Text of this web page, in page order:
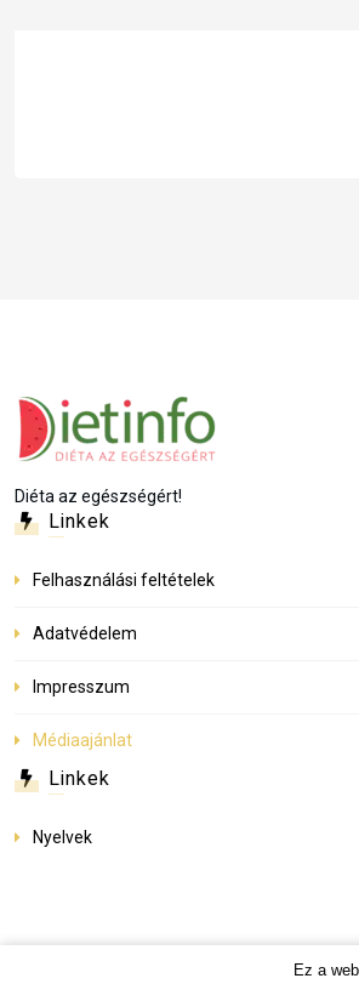
Diéta az egészségért!
Linkek
Felhasználási feltételek
Adatvédelem
Impresszum
Médiaajánlat
Linkek
Nyelvek
Ez a